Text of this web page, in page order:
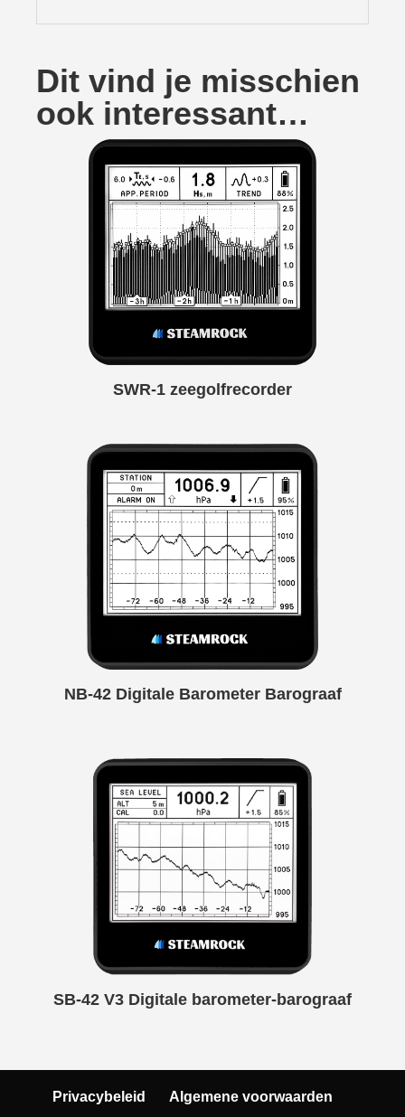
Dit vind je misschien
ook interessant…
SWR-1 zeegolfrecorder
NB-42 Digitale Barometer Barograaf
SB-42 V3 Digitale barometer-barograaf
Privacybeleid
Algemene voorwaarden